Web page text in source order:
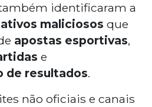
identificaram a
maliciosos que
apostas esportivas,
e
de resultados.
não oficiais e canais